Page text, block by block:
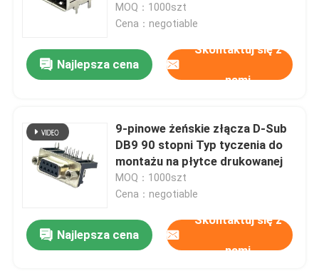
MOQ：1000szt
Cena：negotiable
Najlepsza cena
Skontaktuj się z
nami
9-pinowe żeńskie złącza D-Sub
DB9 90 stopni Typ tyczenia do
montażu na płytce drukowanej
MOQ：1000szt
Cena：negotiable
Najlepsza cena
Skontaktuj się z
nami